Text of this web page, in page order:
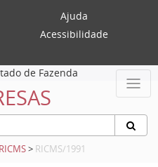
Ajuda
Acessibilidade
de Fazenda
RICMS> RICMS/1991